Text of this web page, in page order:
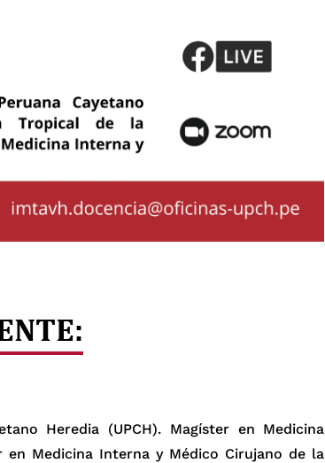
Heredia (UPCH). Magíster en Medicina
Medicina Interna y Médico Cirujano de la